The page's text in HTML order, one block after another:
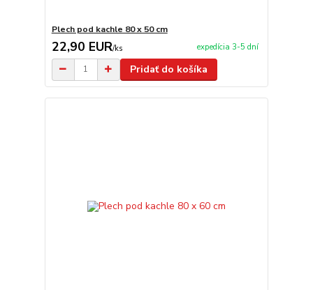
Plech pod kachle 80 x 50 cm
22,90 EUR/ks expedícia 3-5 dní
Pridať do košíka